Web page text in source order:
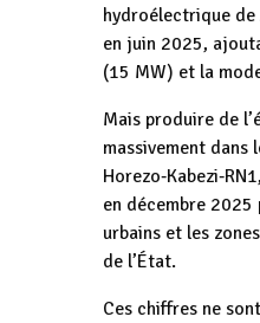
hydroélectrique de
en juin 2025,
(15 MW) et la
Mais produire de
massivement dans
en décembre
urbains et les
de l’État.
Ces chiffres ne